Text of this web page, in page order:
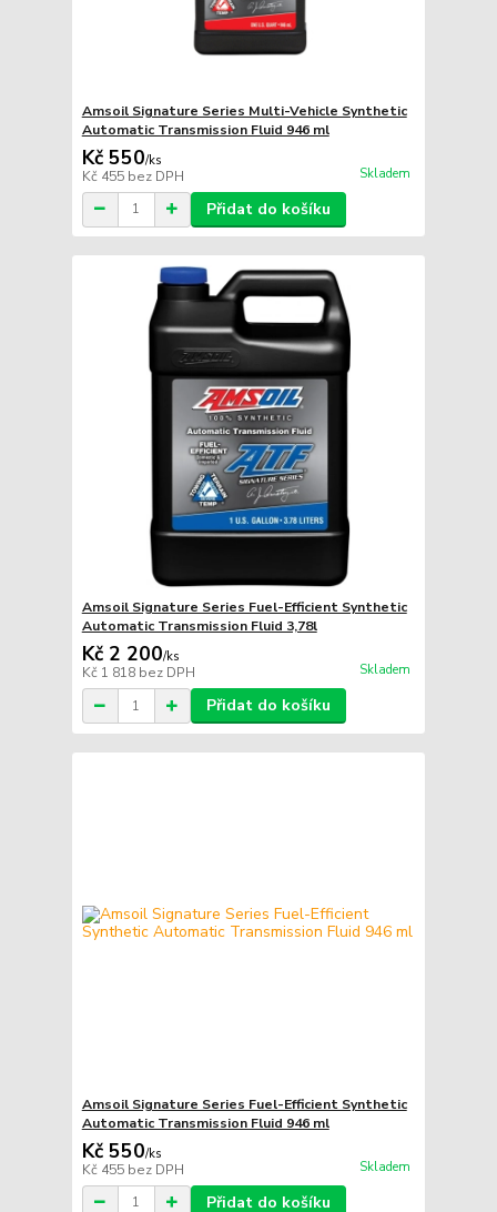
Amsoil Signature Series Multi-Vehicle Synthetic
Automatic Transmission Fluid 946 ml
Kč 550/ks
Kč 455 bez DPH Skladem
Přidat do košíku
Amsoil Signature Series Fuel-Efficient Synthetic
Automatic Transmission Fluid 3,78l
Kč 2 200/ks
Kč 1 818 bez DPH Skladem
Přidat do košíku
Amsoil Signature Series Fuel-Efficient Synthetic
Automatic Transmission Fluid 946 ml
Kč 550/ks
Kč 455 bez DPH Skladem
Přidat do košíku